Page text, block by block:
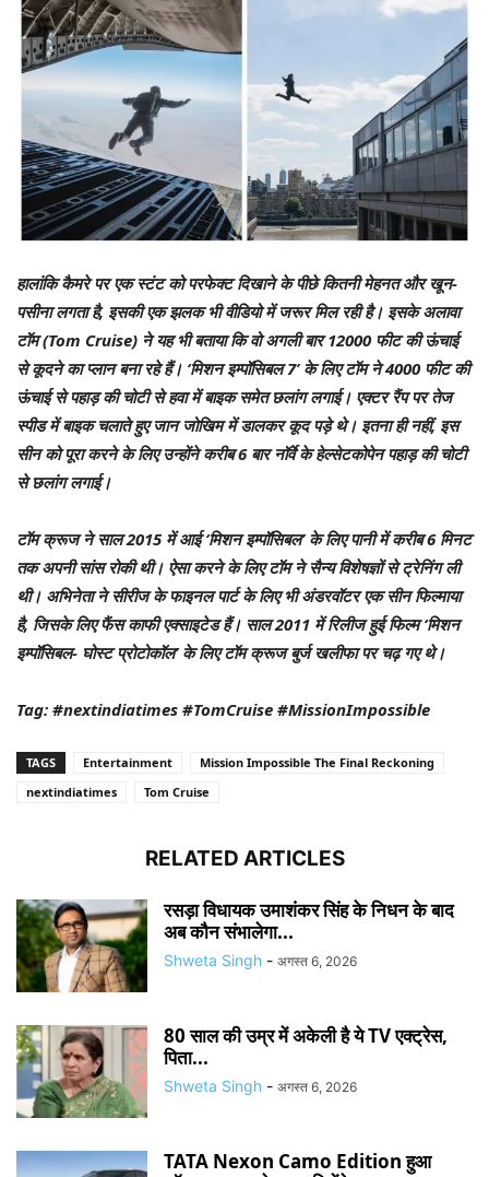
हालांकि कैमरे पर एक स्टंट को परफेक्ट दिखाने के पीछे कितनी मेहनत और खून-
पसीना लगता है, इसकी एक झलक भी वीडियो में जरूर मिल रही है। इसके अलावा
टॉम (Tom Cruise) ने यह भी बताया कि वो अगली बार 12000 फीट की ऊंचाई
से कूदने का प्लान बना रहे हैं। ‘मिशन इम्पॉसिबल 7’ के लिए टॉम ने 4000 फीट की
ऊंचाई से पहाड़ की चोटी से हवा में बाइक समेत छलांग लगाई। एक्टर रैंप पर तेज
स्पीड में बाइक चलाते हुए जान जोखिम में डालकर कूद पड़े थे। इतना ही नहीं, इस
सीन को पूरा करने के लिए उन्होंने करीब 6 बार नॉर्वे के हेल्सेटकोपेन पहाड़ की चोटी
से छलांग लगाई।
टॉम क्रूज ने साल 2015 में आई ‘मिशन इम्पॉसिबल’ के लिए पानी में करीब 6 मिनट
तक अपनी सांस रोकी थी। ऐसा करने के लिए टॉम ने सैन्य विशेषज्ञों से ट्रेनिंग ली
थी। अभिनेता ने सीरीज के फाइनल पार्ट के लिए भी अंडरवॉटर एक सीन फिल्माया
है, जिसके लिए फैंस काफी एक्साइटेड हैं। साल 2011 में रिलीज हुई फिल्म ‘मिशन
इम्पॉसिबल- घोस्ट प्रोटोकॉल’ के लिए टॉम क्रूज बुर्ज खलीफा पर चढ़ गए थे।
Tag: #nextindiatimes #TomCruise #MissionImpossible
TAGS Entertainment
Mission Impossible The Final Reckoning
nextindiatimes
Tom Cruise
RELATED ARTICLES
रसड़ा विधायक उमाशंकर सिंह के निधन के बाद
अब कौन संभालेगा...
Shweta Singh - अगस्त 6, 2026
80 साल की उम्र में अकेली है ये TV एक्ट्रेस,
पिता...
Shweta Singh - अगस्त 6, 2026
TATA Nexon Camo Edition हुआ